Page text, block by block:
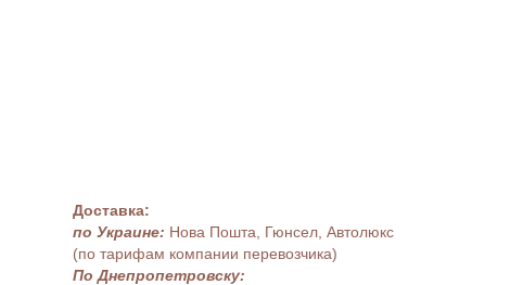
Доставка:
по Украине: Нова Пошта, Гюнсел, Автолюкс
(по тарифам компании перевозчика)
По Днепропетровску: